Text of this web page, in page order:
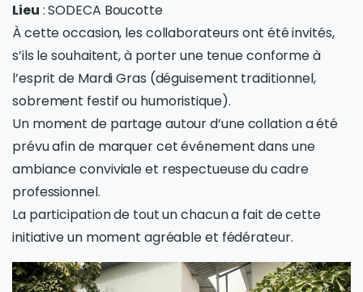
Lieu : SODECA Boucotte
À cette occasion, les collaborateurs ont été invités,
s’ils le souhaitent, à porter une tenue conforme à
l’esprit de Mardi Gras (déguisement traditionnel,
sobrement festif ou humoristique).
Un moment de partage autour d’une collation a été
prévu afin de marquer cet événement dans une
ambiance conviviale et respectueuse du cadre
professionnel.
La participation de tout un chacun a fait de cette
initiative un moment agréable et fédérateur.